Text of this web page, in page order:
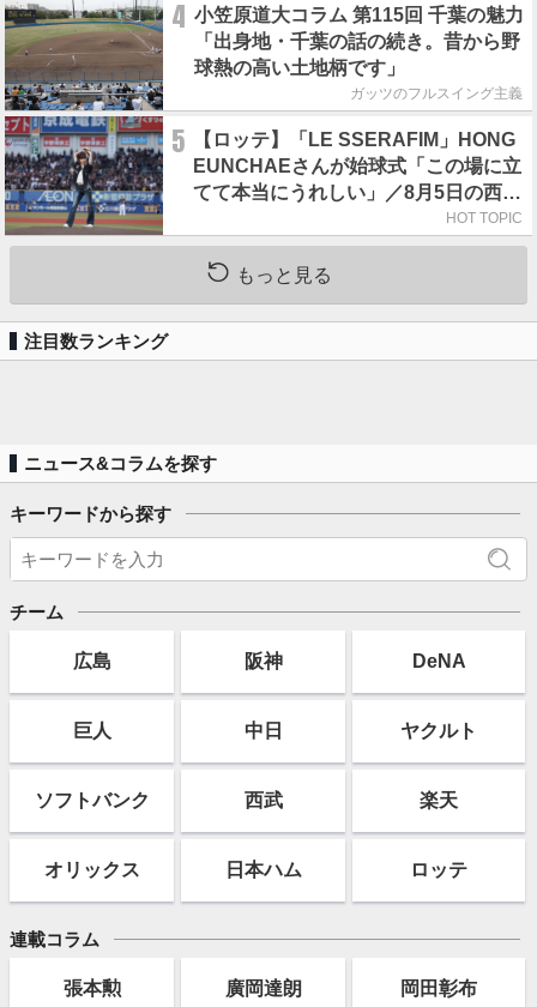
4 小笠原道大コラム 第115回 千葉の魅力
「出身地・千葉の話の続き。昔から野
球熱の高い土地柄です」
ガッツのフルスイング主義
5
【ロッテ】「LE SSERAFIM」HONG
EUNCHAEさんが始球式「この場に立
てて本当にうれしい」／8月5日の西武
HOT TOPIC
もっと見る
注目数ランキング
ニュース&コラムを探す
キーワードから探す
チーム
広島 阪神 DeNA
巨人 中日 ヤクルト
ソフトバンク 西武 楽天
オリックス 日本ハム ロッテ
連載コラム
張本勲 廣岡達朗 岡田彰布